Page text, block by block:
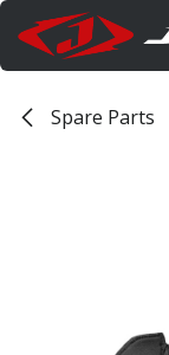
Overslaan naar inhoud
Spare Parts